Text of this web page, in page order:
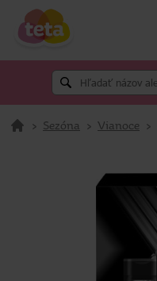
> Sezóna > Vianoce >